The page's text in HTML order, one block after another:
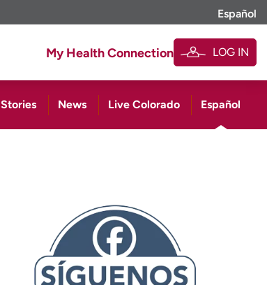
Español
My Health Connection LOG IN
Stories News Live Colorado Español